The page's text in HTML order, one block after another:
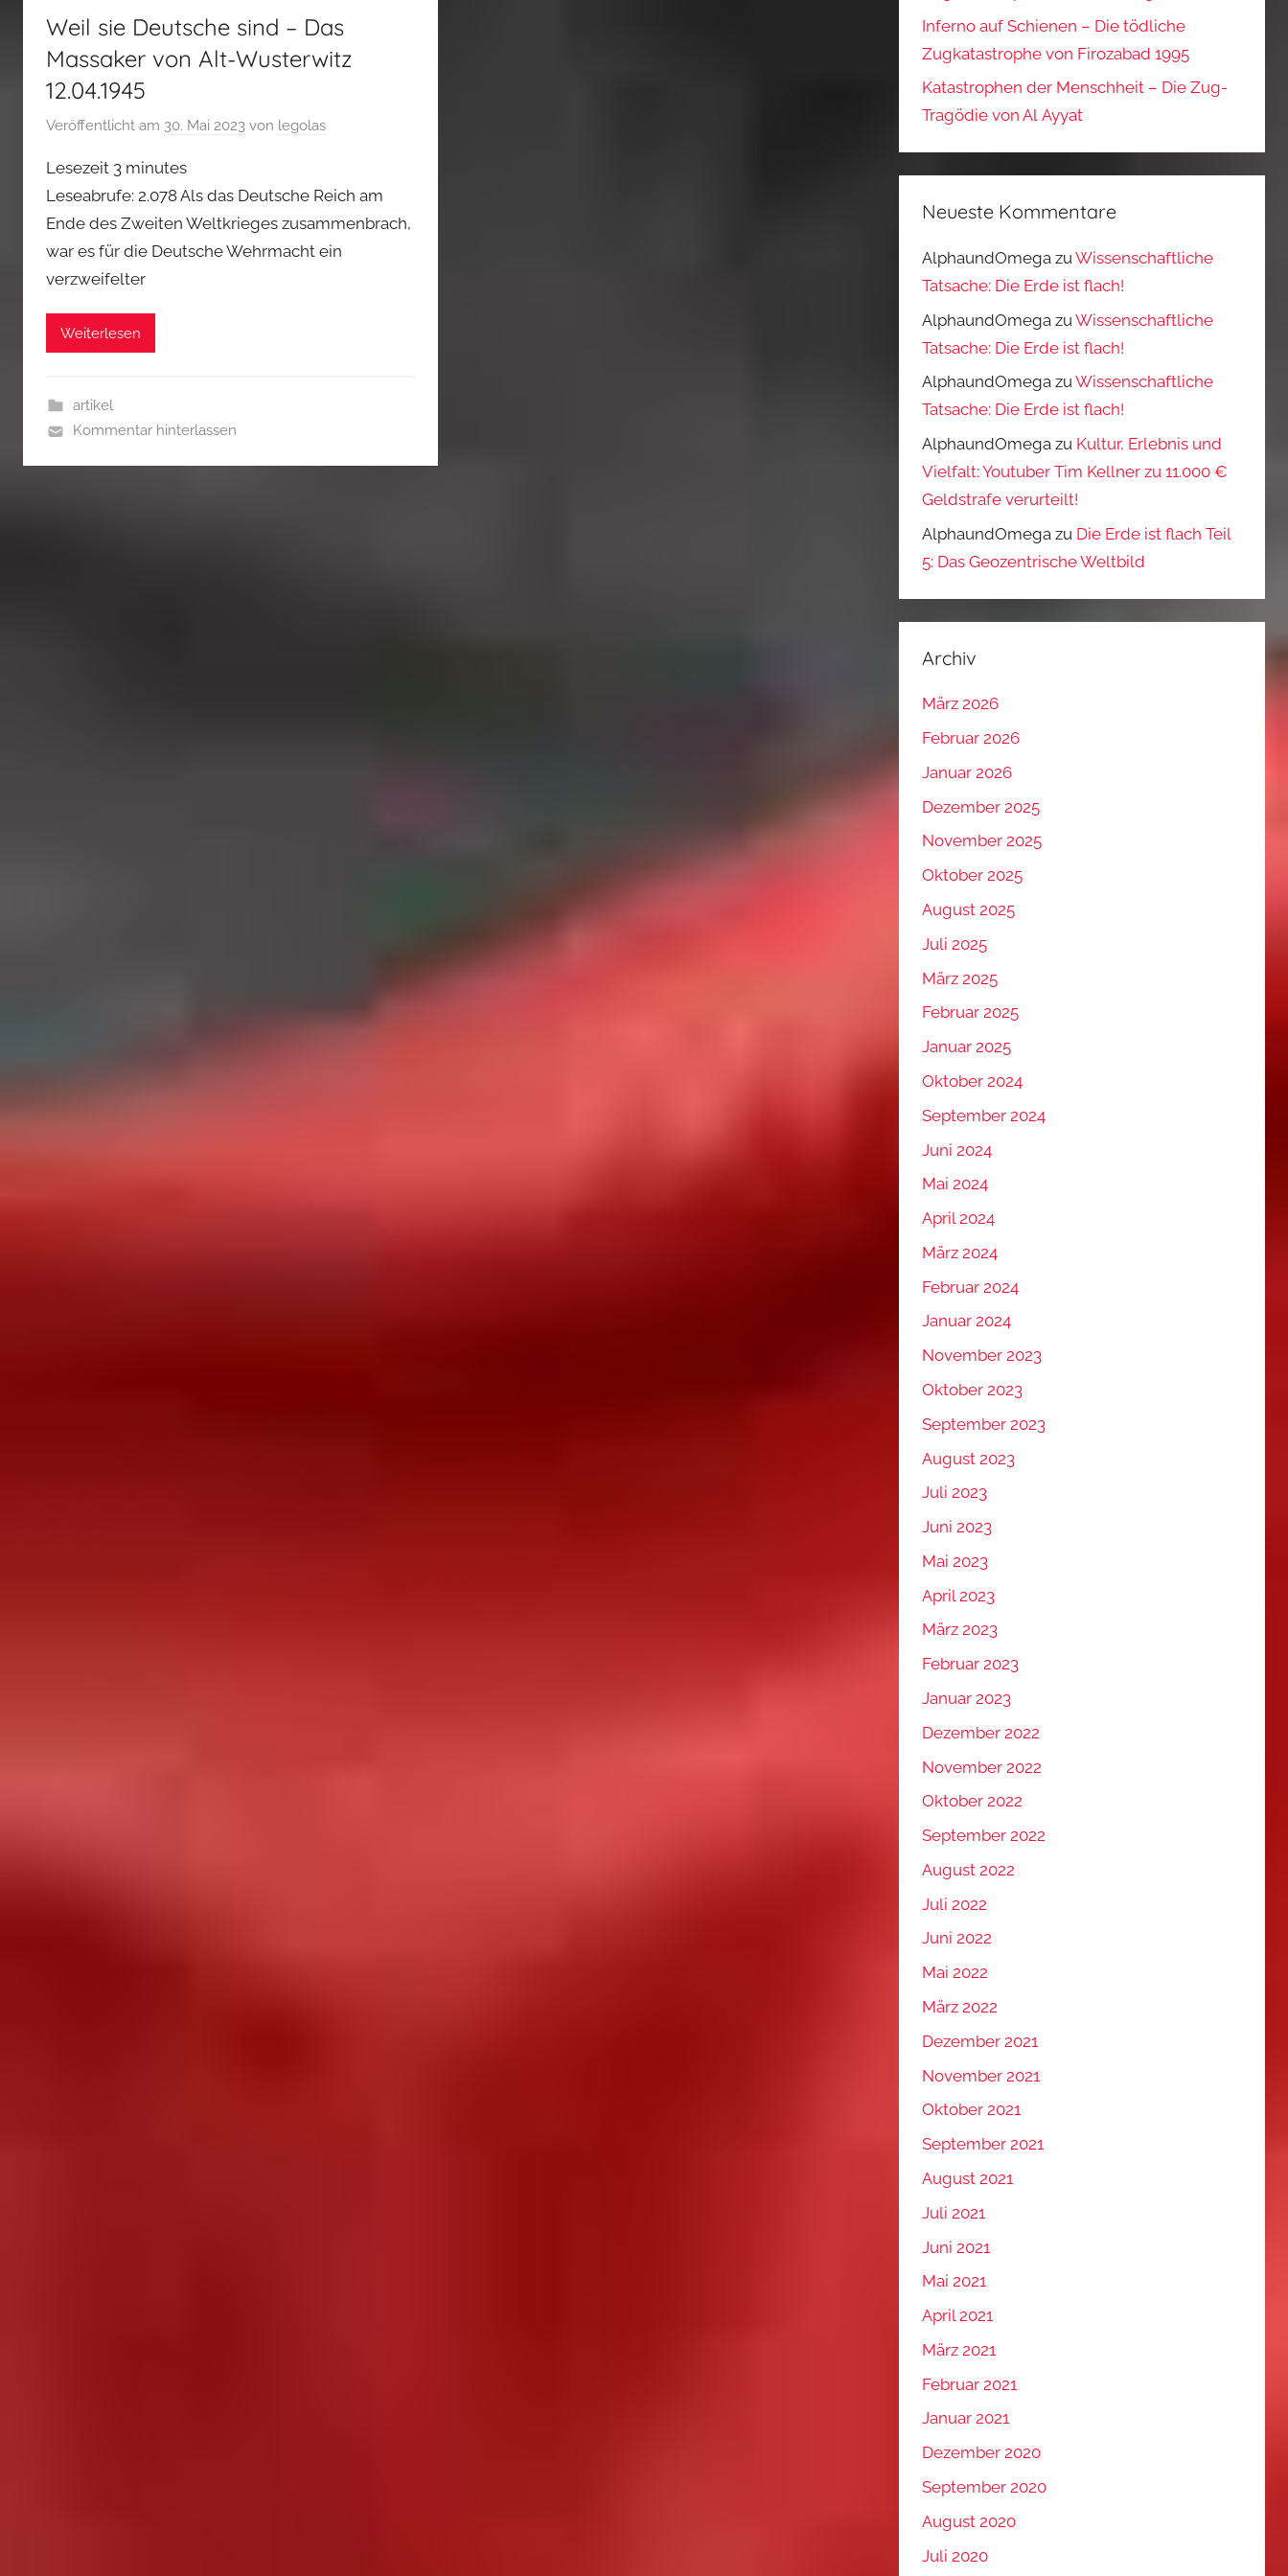
Weil sie Deutsche sind – Das
Massaker von Alt-Wusterwitz
12.04.1945
Veröffentlicht am 30. Mai 2023 von legolas
Lesezeit 3 minutes
Leseabrufe: 2.078 Als das Deutsche Reich am
Ende des Zweiten Weltkrieges zusammenbrach,
war es für die Deutsche Wehrmacht ein
verzweifelter
Weiterlesen
artikel
Kommentar hinterlassen
Inferno auf Schienen – Die tödliche
Zugkatastrophe von Firozabad 1995
Katastrophen der Menschheit – Die Zug-
Tragödie von Al Ayyat
Neueste Kommentare
AlphaundOmega zuWissenschaftliche
Tatsache: Die Erde ist flach!
AlphaundOmega zuWissenschaftliche
Tatsache: Die Erde ist flach!
AlphaundOmega zuWissenschaftliche
Tatsache: Die Erde ist flach!
AlphaundOmega zu Kultur, Erlebnis und
Vielfalt: Youtuber Tim Kellner zu 11.000 €
Geldstrafe verurteilt!
AlphaundOmega zu Die Erde ist flach Teil
5: Das Geozentrische Weltbild
Archiv
März 2026
Februar 2026
Januar 2026
Dezember 2025
November 2025
Oktober 2025
August 2025
Juli 2025
März 2025
Februar 2025
Januar 2025
Oktober 2024
September 2024
Juni 2024
Mai 2024
April 2024
März 2024
Februar 2024
Januar 2024
November 2023
Oktober 2023
September 2023
August 2023
Juli 2023
Juni 2023
Mai 2023
April 2023
März 2023
Februar 2023
Januar 2023
Dezember 2022
November 2022
Oktober 2022
September 2022
August 2022
Juli 2022
Juni 2022
Mai 2022
März 2022
Dezember 2021
November 2021
Oktober 2021
September 2021
August 2021
Juli 2021
Juni 2021
Mai 2021
April 2021
März 2021
Februar 2021
Januar 2021
Dezember 2020
September 2020
August 2020
Juli 2020